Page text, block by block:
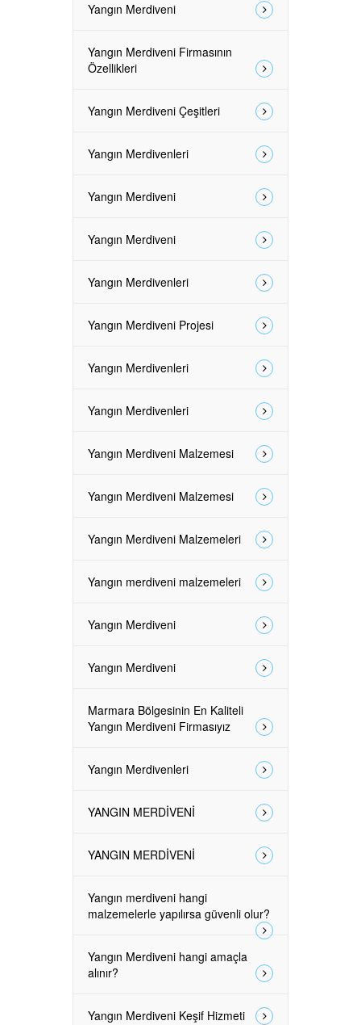
Yangın Merdiveni
Yangın Merdiveni Firmasının
Özellikleri
Yangın Merdiveni Çeşitleri
Yangın Merdivenleri
Yangın Merdiveni
Yangın Merdiveni
Yangın Merdivenleri
Yangın Merdiveni Projesi
Yangın Merdivenleri
Yangın Merdivenleri
Yangın Merdiveni Malzemesi
Yangın Merdiveni Malzemesi
Yangın Merdiveni Malzemeleri
Yangın merdiveni malzemeleri
Yangın Merdiveni
Yangın Merdiveni
Marmara Bölgesinin En Kaliteli
Yangın Merdiveni Firmasıyız
Yangın Merdivenleri
YANGIN MERDİVENİ
YANGIN MERDİVENİ
Yangın merdiveni hangi
malzemelerle yapılırsa güvenli olur?
Yangın Merdiveni hangi amaçla
alınır?
Yangın Merdiveni Keşif Hizmeti